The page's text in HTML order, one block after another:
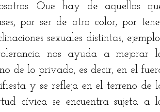
Que hay de aquellos
por ser de otro color, por
sexuales distintas,
nos ayuda a mejorar
de lo privado, es decir, en el
y se refleja en el terreno de
cívica se encuentra sujeta a